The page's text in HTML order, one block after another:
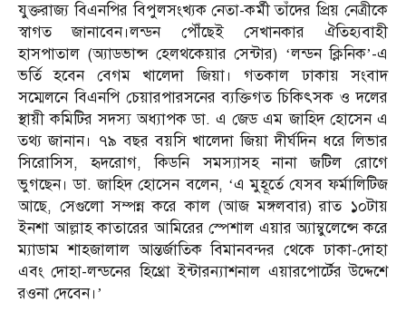
যুক্তরাজ্য বিএনপির বিপুলসংখ্যক নেতা-কর্মী তাঁদের প্রিয় নেত্রীকে
স্বাগত জানাবেন।লন্ডন পৌঁছেই সেখানকার ঐতিহ্যবাহী
হাসপাতাল (অ্যাডভান্স হেলথকেয়ার সেন্টার) ‘লন্ডন ক্লিনিক’-এ
ভর্তি হবেন বেগম খালেদা জিয়া। গতকাল ঢাকায় সংবাদ
সম্মেলনে বিএনপি চেয়ারপারসনের ব্যক্তিগত চিকিৎসক ও দলের
স্থায়ী কমিটির সদস্য অধ্যাপক ডা. এ জেড এম জাহিদ হোসেন এ
তথ্য জানান। ৭৯ বছর বয়সি খালেদা জিয়া দীর্ঘদিন ধরে লিভার
সিরোসিস, হৃদরোগ, কিডনি সমস্যাসহ নানা জটিল রোগে
ভুগছেন। ডা. জাহিদ হোসেন বলেন, ‘এ মুহূর্তে যেসব ফর্মালিটিজ
আছে, সেগুলো সম্পন্ন করে কাল (আজ মঙ্গলবার) রাত ১০টায়
ইনশা আল্লাহ কাতারের আমিরের স্পেশাল এয়ার অ্যাম্বুলেন্সে করে
ম্যাডাম শাহজালাল আন্তর্জাতিক বিমানবন্দর থেকে ঢাকা-দোহা
এবং দোহা-লন্ডনের হিথ্রো ইন্টারন্যাশনাল এয়ারপোর্টের উদ্দেশে
রওনা দেবেন।’